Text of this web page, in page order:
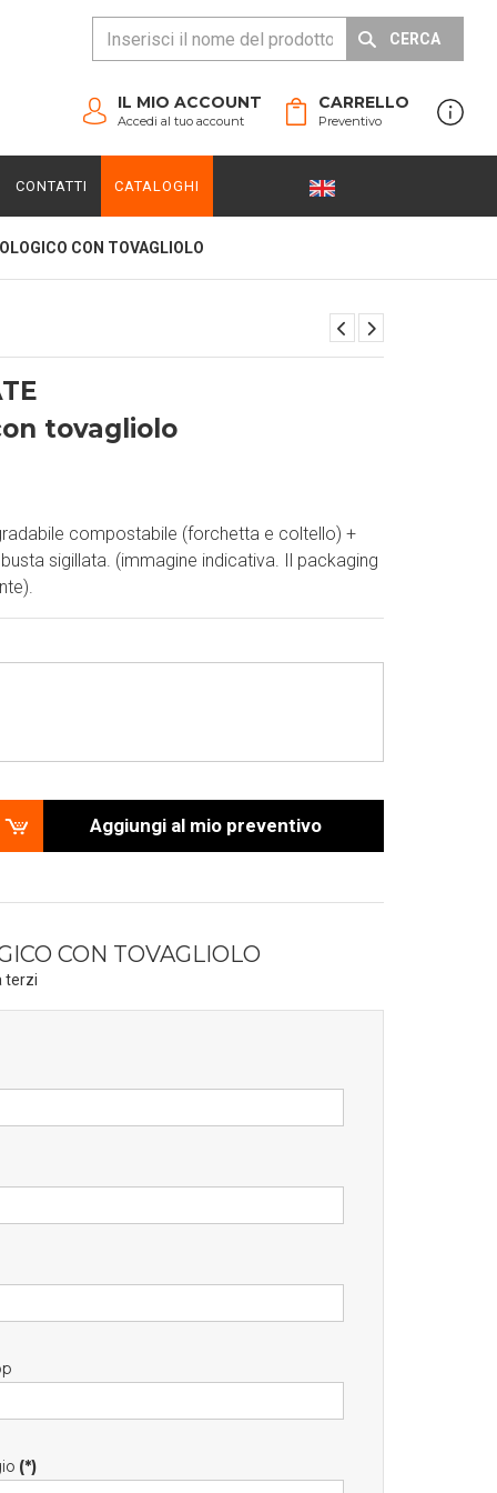
CERCA
CARRELLO
Preventivo
IL MIO ACCOUNT
Accedi al tuo account
CONTATTI CATALOGHI
CON TOVAGLIOLO
tovagliolo
compostabile (forchetta e coltello) +
sigillata. (immagine indicativa. Il packaging
Aggiungi al mio preventivo
CON TOVAGLIOLO
terzi
(*)